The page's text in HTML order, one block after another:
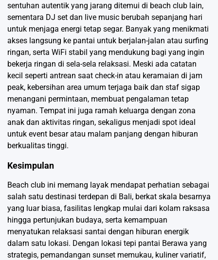
sentuhan autentik yang jarang ditemui di beach club lain,
sementara DJ set dan live music berubah sepanjang hari
untuk menjaga energi tetap segar. Banyak yang menikmati
akses langsung ke pantai untuk berjalan-jalan atau surfing
ringan, serta WiFi stabil yang mendukung bagi yang ingin
bekerja ringan di sela-sela relaksasi. Meski ada catatan
kecil seperti antrean saat check-in atau keramaian di jam
peak, kebersihan area umum terjaga baik dan staf sigap
menangani permintaan, membuat pengalaman tetap
nyaman. Tempat ini juga ramah keluarga dengan zona
anak dan aktivitas ringan, sekaligus menjadi spot ideal
untuk event besar atau malam panjang dengan hiburan
berkualitas tinggi.
Kesimpulan
Beach club ini memang layak mendapat perhatian sebagai
salah satu destinasi terdepan di Bali, berkat skala besarnya
yang luar biasa, fasilitas lengkap mulai dari kolam raksasa
hingga pertunjukan budaya, serta kemampuan
menyatukan relaksasi santai dengan hiburan energik
dalam satu lokasi. Dengan lokasi tepi pantai Berawa yang
strategis, pemandangan sunset memukau, kuliner variatif,